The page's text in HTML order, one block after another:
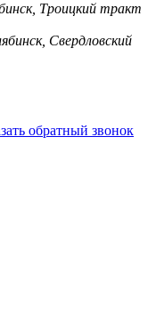
Троицкий тракт
Свердловский
обратный звонок